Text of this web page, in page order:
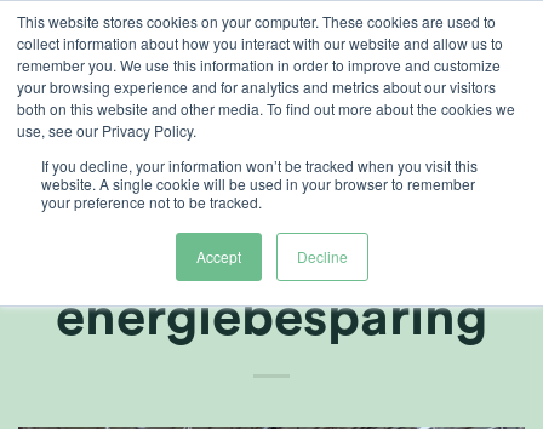
This website stores cookies on your computer. These cookies are used to
collect information about how you interact with our website and allow us to
remember you. We use this information in order to improve and customize
your browsing experience and for analytics and metrics about our visitors
both on this website and other media. To find out more about the cookies we
use, see our Privacy Policy.
If you decline, your information won’t be tracked when you visit this
website. A single cookie will be used in your browser to remember
your preference not to be tracked.
Accept Decline
Ga
naar
inhoud
Tropica bereikt
32%
energiebesparing